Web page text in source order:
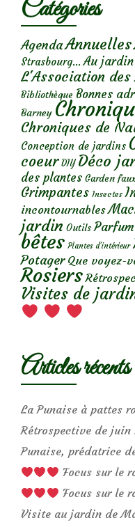
Catégories
AgendaAnnuelles
Strasbourg... Au
L'Association
Bibliothèque Bonnes
Barney
Chroniques de
Conception de jardins
coeur DIY Déco
des plantes Garden
Grimpantes Insectes
incontournables
jardin Outils
bêtes Plantes d’intérieur
Potager Que voyez-
Rosiers
Visites de
Articles récents
La Punaise à pattes
Rétrospective de
Punaise, prédatrice
Focus sur le
Focus sur le
Visite au jardin de